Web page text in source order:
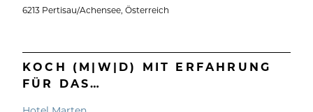
6213 Pertisau/Achensee, Österreich
KOCH (M|W|D) MIT ERFAHRUNG
FÜR DAS…